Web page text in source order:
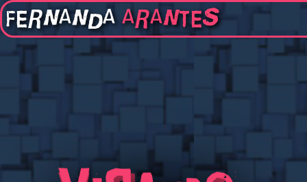
FERNANDA ARANTES